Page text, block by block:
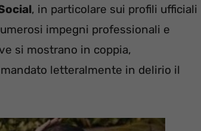
, in particolare sui profili ufficiali
impegni professionali e
si mostrano in coppia,
letteralmente in delirio il